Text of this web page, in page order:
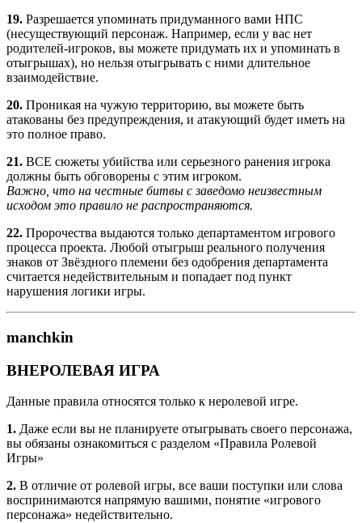
19. Разрешается упоминать придуманного вами НПС
(несуществующий персонаж. Например, если у вас нет
родителей-игроков, вы можете придумать их и упоминать в
отыгрышах), но нельзя отыгрывать с ними длительное
взаимодействие.
20. Проникая на чужую территорию, вы можете быть
атакованы без предупреждения, и атакующий будет иметь на
это полное право.
21. ВСЕ сюжеты убийства или серьезного ранения игрока
должны быть обговорены с этим игроком.
Важно, что на честные битвы с заведомо неизвестным
исходом это правило не распространяются.
22. Пророчества выдаются только департаментом игрового
процесса проекта. Любой отыгрыш реального получения
знаков от Звёздного племени без одобрения департамента
считается недействительным и попадает под пункт
нарушения логики игры.
manchkin
ВНЕРОЛЕВАЯ ИГРА
Данные правила относятся только к неролевой игре.
1. Даже если вы не планируете отыгрывать своего персонажа,
вы обязаны ознакомиться с разделом «Правила Ролевой
Игры»
2. В отличие от ролевой игры, все ваши поступки или слова
воспринимаются напрямую вашими, понятие «игрового
персонажа» недействительно.